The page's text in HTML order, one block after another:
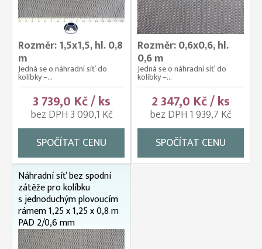
Rozměr: 1,5x1,5, hl. 0,8
m
Jedná se o náhradní síť do
kolíbky –...
3 739,0 Kč / ks
bez DPH 3 090,1 Kč
SPOČÍTAT CENU
Rozměr: 0,6x0,6, hl.
0,6 m
Jedná se o náhradní síť do
kolíbky –...
2 347,0 Kč / ks
bez DPH 1 939,7 Kč
SPOČÍTAT CENU
Náhradní síť bez spodní
zátěže pro kolíbku
s jednoduchým plovoucím
rámem 1,25 x 1,25 x 0,8 m
PAD 2/0,6 mm